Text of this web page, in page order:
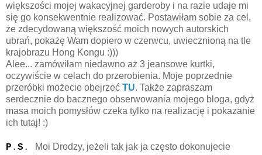
większości mojej wakacyjnej garderoby i na razie udaje mi
się go konsekwentnie realizować. Postawiłam sobie za cel,
że zdecydowaną większość moich nowych autorskich
ubrań, pokażę Wam dopiero w czerwcu, uwiecznioną na tle
krajobrazu Hong Kongu :)))
Alee... zamówiłam niedawno aż 3 jeansowe kurtki,
oczywiście w celach do przerobienia. Moje poprzednie
przeróbki możecie obejrzeć TU. Także zapraszam
serdecznie do bacznego obserwowania mojego bloga, gdyż
masa moich pomysłów czeka tylko na realizację i pokazanie
ich tutaj! :)
P . S .
Moi Drodzy, jeżeli tak jak ja często dokonujecie